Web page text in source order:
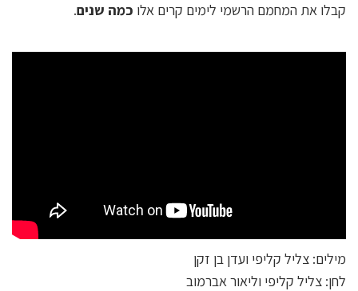
קבלו את המחמם הרשמי לימים קרים אלו כמה שנים.
מילים: צליל קליפי ועדן בן זקן
לחן: צליל קליפי וליאור אברמוב